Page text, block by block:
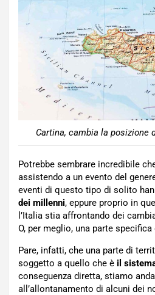
Cartina, cambia la posizione
Potrebbe sembrare incredibile
assistendo a un evento del
eventi di questo tipo di solito
dei millenni, eppure proprio in
l’Italia stia affrontando dei
O, per meglio, una parte
Pare, infatti, che una parte di
soggetto a quello che è il
conseguenza diretta, stiamo
all’allontanamento di alcuni dei